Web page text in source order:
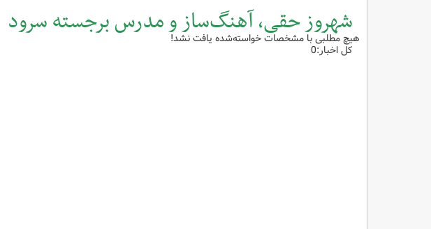
شهروز حقی، آهنگ‌ساز و مدرس برجسته سرود
کل اخبار:0
هیچ مطلبی با مشخصات خواسته‌شده یافت نشد!